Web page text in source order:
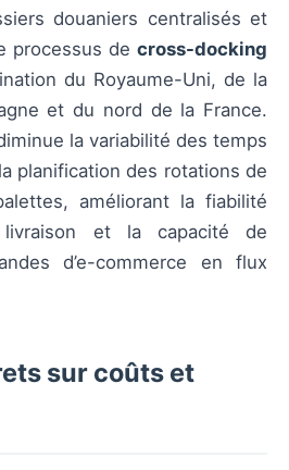
douaniers centralisés et
processus de cross-docking
du Royaume-Uni, de la
et du nord de la France.
la variabilité des temps
planification des rotations de
améliorant la fiabilité
et la capacité de
d’e-commerce en flux
sur coûts et